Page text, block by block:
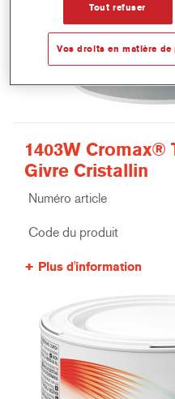
1403W Cromax®
Givre Cristallin
Numéro article
Code du produit
Plus d'information
Tout refuser
Vos droits en matière